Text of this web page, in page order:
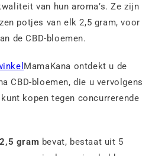
van hun aroma’s. Ze zijn
potjes van elk 2,5 gram, voor
de CBD-bloemen.
MamaKana ontdekt u de
CBD-bloemen, die u vervolgens
kopen tegen concurrerende
gram bevat, bestaat uit 5